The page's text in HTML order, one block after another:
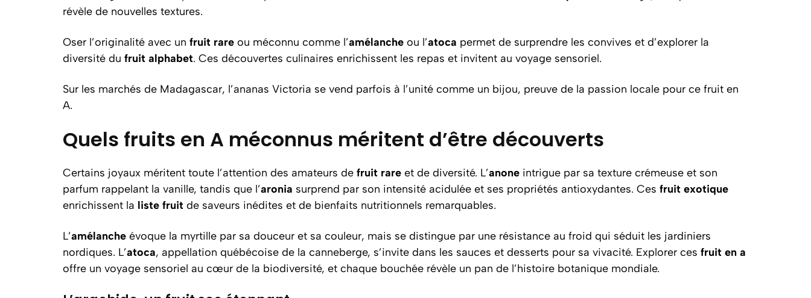
révèle de nouvelles textures.
Oser l’originalité avec un fruit rare ou méconnu comme l’amélanche ou l’atoca permet de surprendre les convives et d’explorer la
diversité du fruit alphabet. Ces découvertes culinaires enrichissent les repas et invitent au voyage sensoriel.
Sur les marchés de Madagascar, l’ananas Victoria se vend parfois à l’unité comme un bijou, preuve de la passion locale pour ce fruit en
A.
Quels fruits en A méconnus méritent d’être découverts
Certains joyaux méritent toute l’attention des amateurs de fruit rare et de diversité. L’anone intrigue par sa texture crémeuse et son
parfum rappelant la vanille, tandis que l’aronia surprend par son intensité acidulée et ses propriétés antioxydantes. Ces fruit exotique
enrichissent la liste fruit de saveurs inédites et de bienfaits nutritionnels remarquables.
L’amélanche évoque la myrtille par sa douceur et sa couleur, mais se distingue par une résistance au froid qui séduit les jardiniers
nordiques. L’atoca, appellation québécoise de la canneberge, s’invite dans les sauces et desserts pour sa vivacité. Explorer ces fruit en a
offre un voyage sensoriel au cœur de la biodiversité, et chaque bouchée révèle un pan de l’histoire botanique mondiale.